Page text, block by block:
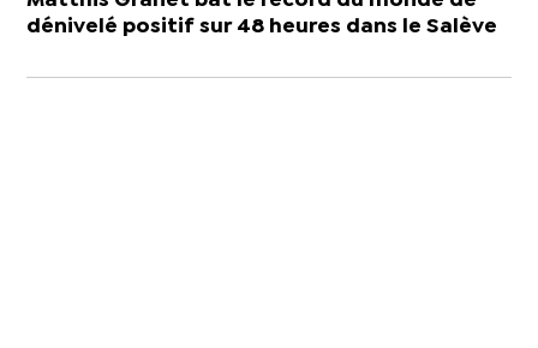
dénivelé positif sur 48 heures dans le Salève